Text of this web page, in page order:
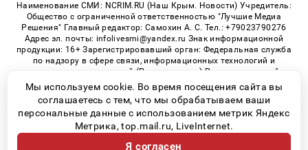
Наименование СМИ: NCRIM.RU (Наш Крым. Новости) Учредитель:
Общество с ограниченной ответственностью "Лучшие Медиа
Решения" Главный редактор: Самохин А. С. Тел.: +79023790276
Адрес эл. почты: infolivesmi@yandex.ru Знак информационной
продукции: 16+ Зарегистрировавший орган: Федеральная служба
по надзору в сфере связи, информационных технологий и
массовых коммуникаций (Роскомнадзор) Регистрационный
номер СМИ ЭЛ № ФС 77 - 81150 от 02.06.2021
© 2026 «nCrim.ru» | Все права защищены
Возрастная категория сайта 16+
Мы используем cookie. Во время посещения сайта вы
соглашаетесь с тем, что мы обрабатываем ваши
персональные данные с использованием метрик Яндекс
Метрика, top.mail.ru, LiveInternet.
Я согласен